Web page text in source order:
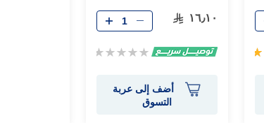
١٦٫١٠
Rating:
أضف إلى عربة
التسوق